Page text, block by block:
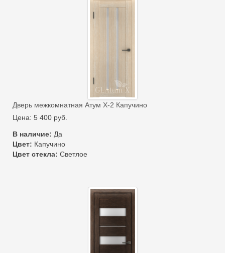
Дверь межкомнатная Атум Х-2 Капучино
Цена: 5 400 руб.
В наличие: Да
Цвет: Капучино
Цвет стекла: Светлое